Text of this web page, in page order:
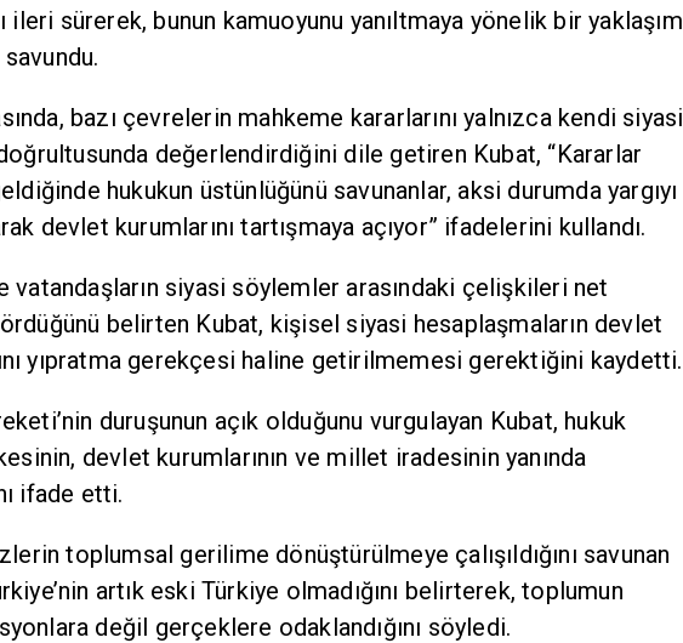
ileri sürerek, bunun kamuoyunu yanıltmaya yönelik bir yaklaşım
bazı çevrelerin mahkeme kararlarını yalnızca kendi siyasi
değerlendirdiğini dile getiren Kubat, “Kararlar
hukukun üstünlüğünü savunanlar, aksi durumda yargıyı
devlet kurumlarını tartışmaya açıyor” ifadelerini kullandı.
vatandaşların siyasi söylemler arasındaki çelişkileri net
belirten Kubat, kişisel siyasi hesaplaşmaların devlet
yıpratma gerekçesi haline getirilmemesi gerektiğini kaydetti.
duruşunun açık olduğunu vurgulayan Kubat, hukuk
devlet kurumlarının ve millet iradesinin yanında
ifade etti.
toplumsal gerilime dönüştürülmeye çalışıldığını savunan
artık eski Türkiye olmadığını belirterek, toplumun
değil gerçeklere odaklandığını söyledi.